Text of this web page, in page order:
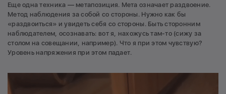
Еще одна техника — метапозиция. Мета означает раздвоение.
Метод наблюдения за собой со стороны. Нужно как бы
«раздвоиться» и увидеть себя со стороны. Быть сторонним
наблюдателем, осознавать: вот я, нахожусь там-то (сижу за
столом на совещании, например). Что я при этом чувствую?
Уровень напряжения при этом падает.